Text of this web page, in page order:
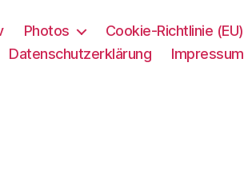
Photos
Cookie-Richtlinie (EU)
Datenschutzerklärung
Impressum